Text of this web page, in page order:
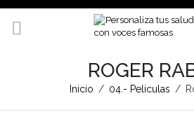
ROGER
Inicio / 04.- Peliculas /